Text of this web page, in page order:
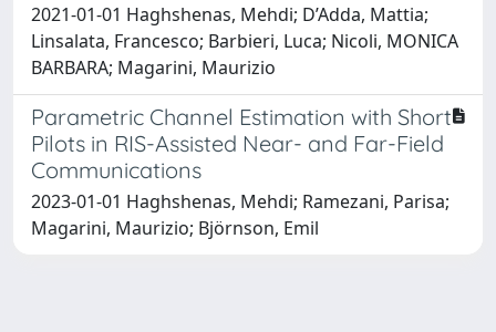
2021-01-01 Haghshenas, Mehdi; D’Adda, Mattia;
Linsalata, Francesco; Barbieri, Luca; Nicoli, MONICA
BARBARA; Magarini, Maurizio
Parametric Channel Estimation with Short
Pilots in RIS-Assisted Near- and Far-Field
Communications
2023-01-01 Haghshenas, Mehdi; Ramezani, Parisa;
Magarini, Maurizio; Björnson, Emil